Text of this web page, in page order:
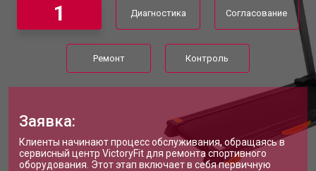
1 Диагностика Согласование
Ремонт Контроль
Заявка:
Клиенты начинают процесс обслуживания, обращаясь в
сервисный центр VictoryFit для ремонта спортивного
оборудования. Этот этап включает в себя первичную